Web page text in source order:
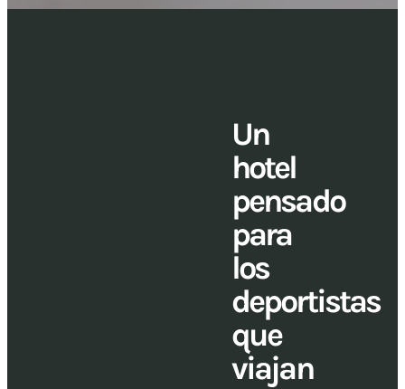
Un
hotel
pensado
para
los
deportistas
que
viajan